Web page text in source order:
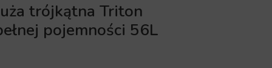
trójkątna Triton
pojemności 56L